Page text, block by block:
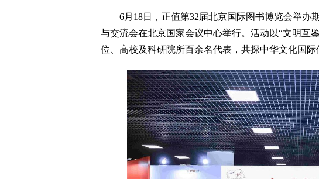
6月18日，正值第32届北京国际图书博览会举办
与交流会在北京国家会议中心举行。活动以“文明互
位、高校及科研院所百余名代表，共探中华文化国际